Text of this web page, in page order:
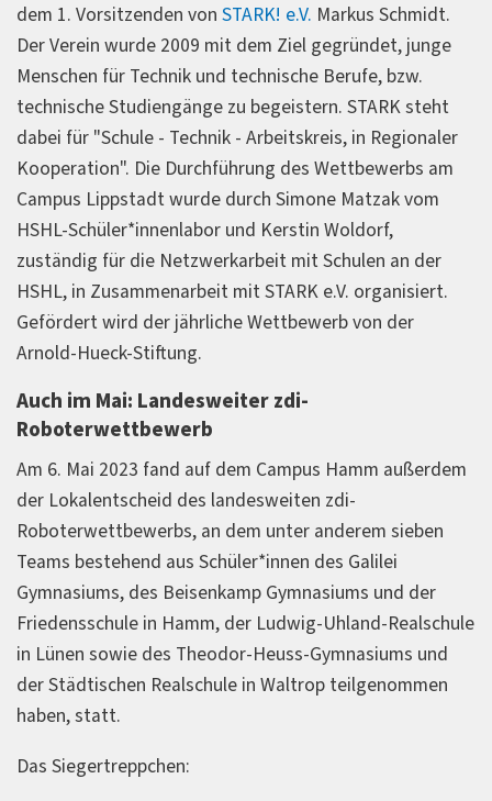
dem 1. Vorsitzenden von STARK! e.V. Markus Schmidt.
Der Verein wurde 2009 mit dem Ziel gegründet, junge
Menschen für Technik und technische Berufe, bzw.
technische Studiengänge zu begeistern. STARK steht
dabei für "Schule - Technik - Arbeitskreis, in Regionaler
Kooperation". Die Durchführung des Wettbewerbs am
Campus Lippstadt wurde durch Simone Matzak vom
HSHL-Schüler*innenlabor und Kerstin Woldorf,
zuständig für die Netzwerkarbeit mit Schulen an der
HSHL, in Zusammenarbeit mit STARK e.V. organisiert.
Gefördert wird der jährliche Wettbewerb von der
Arnold-Hueck-Stiftung.
Auch im Mai: Landesweiter zdi-
Roboterwettbewerb
Am 6. Mai 2023 fand auf dem Campus Hamm außerdem
der Lokalentscheid des landesweiten zdi-
Roboterwettbewerbs, an dem unter anderem sieben
Teams bestehend aus Schüler*innen des Galilei
Gymnasiums, des Beisenkamp Gymnasiums und der
Friedensschule in Hamm, der Ludwig-Uhland-Realschule
in Lünen sowie des Theodor-Heuss-Gymnasiums und
der Städtischen Realschule in Waltrop teilgenommen
haben, statt.
Das Siegertreppchen: